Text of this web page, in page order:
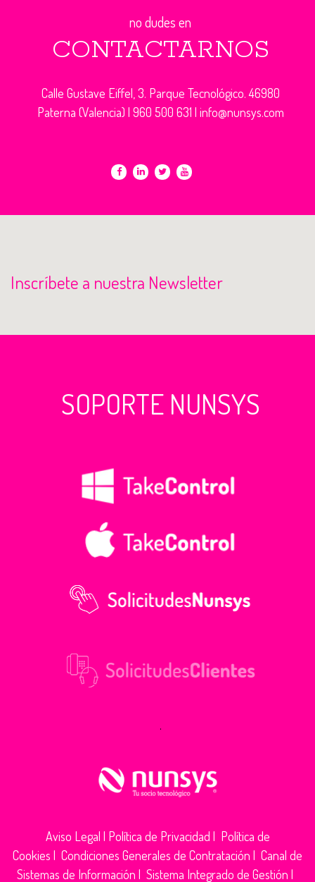
no dudes en
CONTACTARNOS
Calle Gustave Eiffel, 3. Parque Tecnológico. 46980
Paterna (Valencia) | 960 500 631 | info@nunsys.com
Inscríbete a nuestra Newsletter
SOPORTE NUNSYS
.
Aviso Legal | Política de Privacidad | Política de
Cookies | Condiciones Generales de Contratación | Canal de
Sistemas de Información | Sistema Integrado de Gestión |